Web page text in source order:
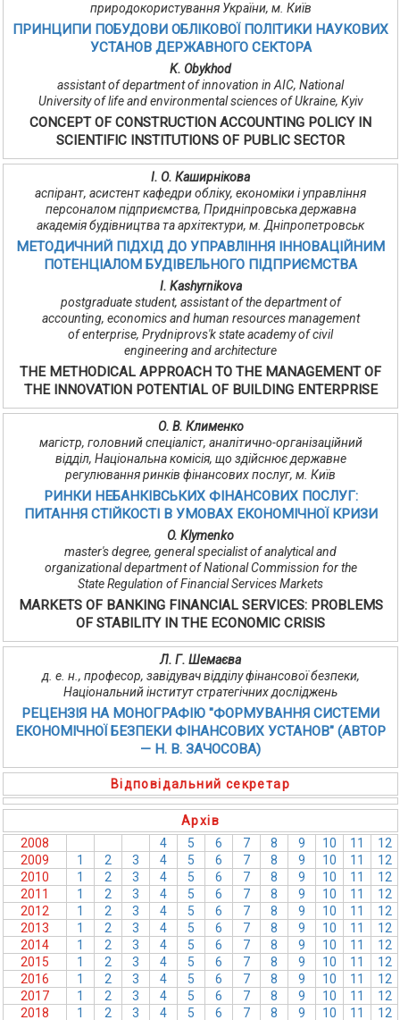
природокористування України, м. Київ
ПРИНЦИПИ ПОБУДОВИ ОБЛІКОВОЇ ПОЛІТИКИ НАУКОВИХ
УСТАНОВ ДЕРЖАВНОГО СЕКТОРА
K. Obykhod
assistant of department of innovation in AIC, National
University of life and environmental sciences of Ukraine, Kyiv
CONCEPT OF CONSTRUCTION ACCOUNTING POLICY IN
SCIENTIFIC INSTITUTIONS OF PUBLIC SECTOR
І. О. Каширнікова
аспірант, асистент кафедри обліку, економіки і управління
персоналом підприємства, Придніпровська державна
академія будівництва та архітектури, м. Дніпропетровськ
МЕТОДИЧНИЙ ПІДХІД ДО УПРАВЛІННЯ ІННОВАЦІЙНИМ
ПОТЕНЦІАЛОМ БУДІВЕЛЬНОГО ПІДПРИЄМСТВА
I. Kashyrnikova
postgraduate student, assistant of the department of
accounting, economics and human resources management
of enterprise, Prydniprovs'k state academy of civil
engineering and architecture
THE METHODICAL APPROACH TO THE MANAGEMENT OF
THE INNOVATION POTENTIAL OF BUILDING ENTERPRISE
О. В. Клименко
магістр, головний спеціаліст, аналітично-організаційний
відділ, Національна комісія, що здійснює державне
регулювання ринків фінансових послуг, м. Київ
РИНКИ НЕБАНКІВСЬКИХ ФІНАНСОВИХ ПОСЛУГ:
ПИТАННЯ СТІЙКОСТІ В УМОВАХ ЕКОНОМІЧНОЇ КРИЗИ
O. Klymenko
master's degree, general specialist of analytical and
organizational department of National Commission for the
State Regulation of Financial Services Markets
MARKETS OF BANKING FINANCIAL SERVICES: PROBLEMS
OF STABILITY IN THE ECONOMIC CRISIS
Л. Г. Шемаєва
д. е. н., професор, завідувач відділу фінансової безпеки,
Національний інститут стратегічних досліджень
РЕЦЕНЗІЯ НА МОНОГРАФІЮ "ФОРМУВАННЯ СИСТЕМИ
ЕКОНОМІЧНОЇ БЕЗПЕКИ ФІНАНСОВИХ УСТАНОВ" (АВТОР
— Н. В. ЗАЧОСОВА)
Відповідальний секретар
Архів
2008
4 5 6 7 8 9 10 11
12
2009
1 2 3 4 5 6 7 8 9 10 11
12
2010
1 2 3 4 5 6 7 8 9 10 11
12
2011
1 2 3 4 5 6 7 8 9 10 11
12
2012
1 2 3 4 5 6 7 8 9 10 11
12
2013
1 2 3 4 5 6 7 8 9 10 11
12
2014
1 2 3 4 5 6 7 8 9 10 11
12
2015
1 2 3 4 5 6 7 8 9 10 11
12
2016
1 2 3 4 5 6 7 8 9 10 11
12
2017
1 2 3 4 5 6 7 8 9 10 11
12
2018
1 2 3 4 5 6 7 8 9 10 11
12